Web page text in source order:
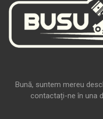
Bună, suntem mereu
contactați-ne în una